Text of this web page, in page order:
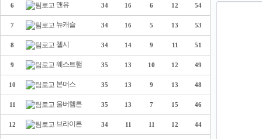
6 맨유 34 16 6 12 54
7 뉴캐슬 34 16 5 13 53
8 첼시 34 14 9 11 51
9 웨스트햄 35 13 10 12 49
10 본머스 35 13 9 13 48
11 울버햄튼 35 13 7 15 46
12 브라이튼 34 11 11 12 44